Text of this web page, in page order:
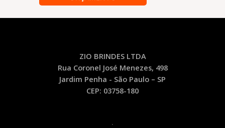
-
ZIO BRINDES LTDA
Rua Coronel José Menezes, 498
Jardim Penha - São Paulo – SP
CEP: 03758-180
.